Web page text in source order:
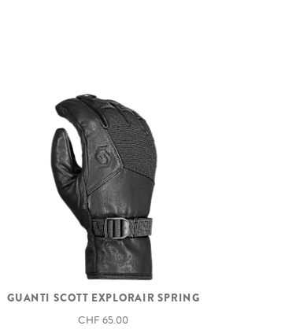
GUANTI SCOTT EXPLORAIR SPRING
CHF 65.00